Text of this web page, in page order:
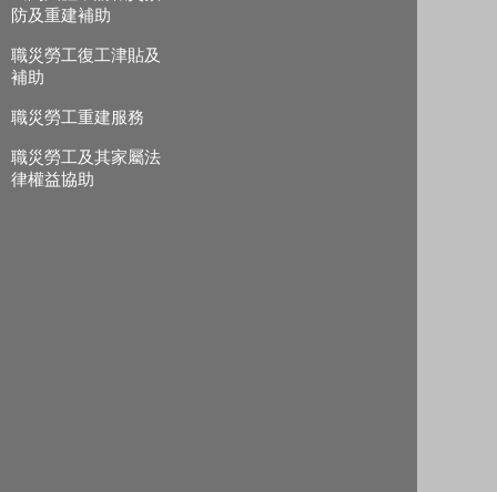
防及重建補助
職災勞工復工津貼及
補助
職災勞工重建服務
職災勞工及其家屬法
律權益協助